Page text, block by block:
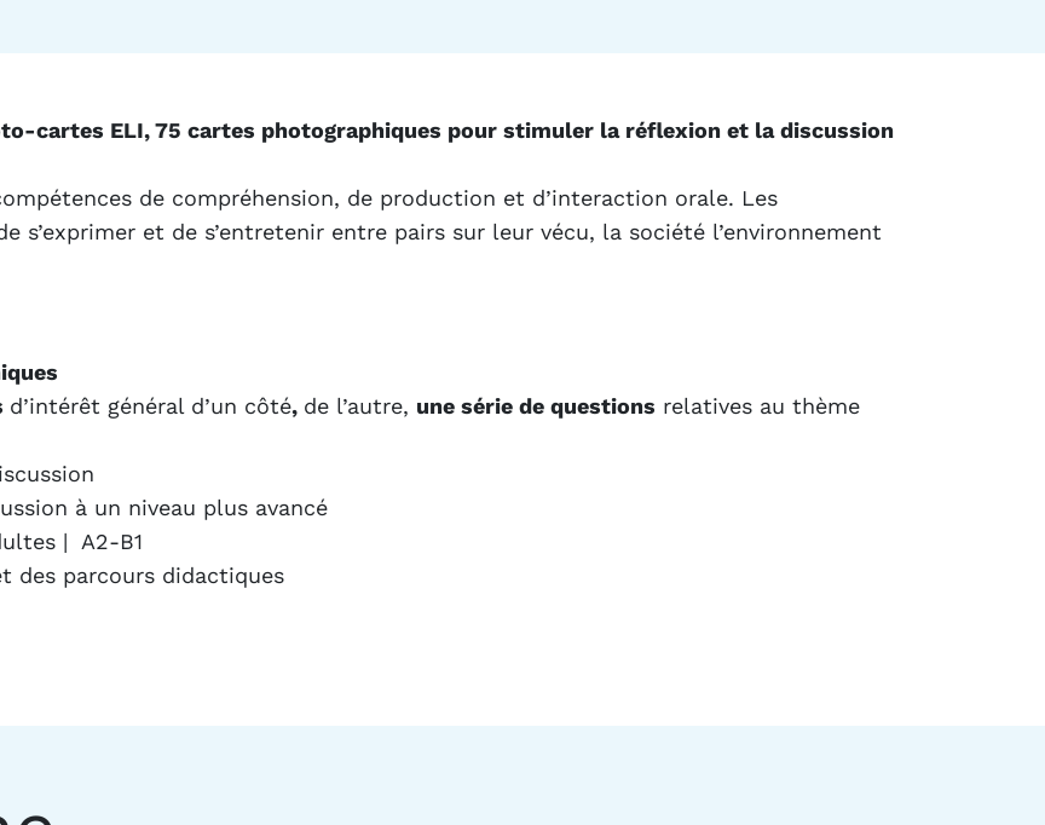
cartes ELI, 75 cartes photographiques pour stimuler la réflexion et la discussion
de compréhension, de production et d’interaction orale. Les
s’exprimer et de s’entretenir entre pairs sur leur vécu, la société l’environnement
d’intérêt général d’un côté, de l’autre, une série de questions relatives au thème
à un niveau plus avancé
| A2-B1
des parcours didactiques